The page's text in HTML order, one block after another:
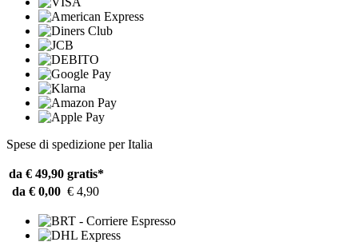
Spese di spedizione per Italia
da € 49,90 gratis*
da € 0,00 € 4,90